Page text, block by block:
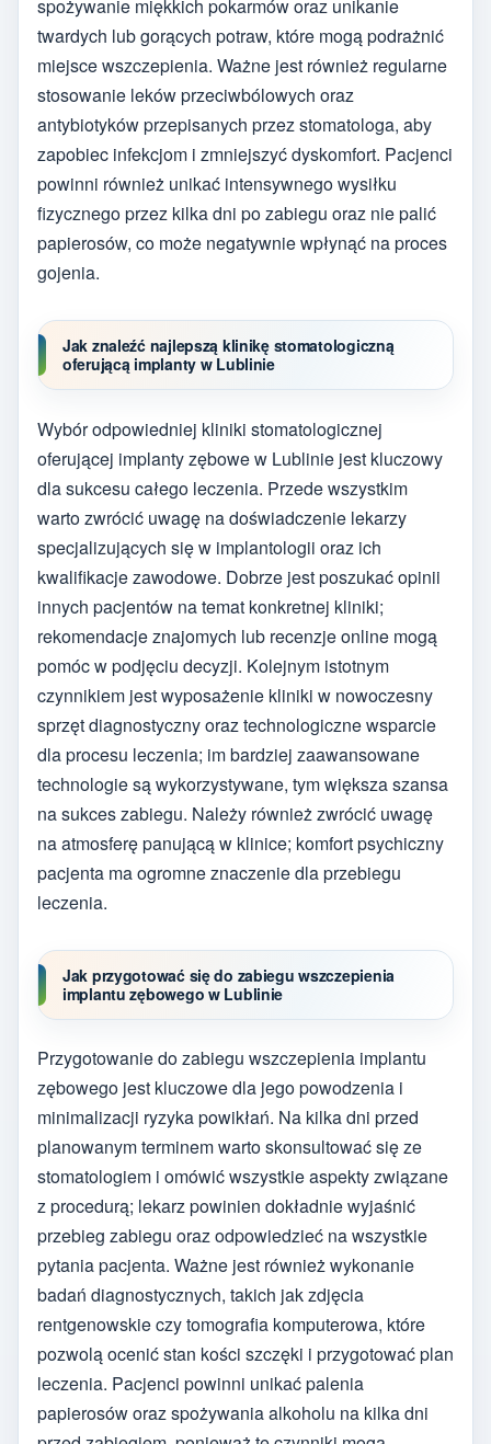
spożywanie miękkich pokarmów oraz unikanie
twardych lub gorących potraw, które mogą podrażnić
miejsce wszczepienia. Ważne jest również regularne
stosowanie leków przeciwbólowych oraz
antybiotyków przepisanych przez stomatologa, aby
zapobiec infekcjom i zmniejszyć dyskomfort. Pacjenci
powinni również unikać intensywnego wysiłku
fizycznego przez kilka dni po zabiegu oraz nie palić
papierosów, co może negatywnie wpłynąć na proces
gojenia.
Jak znaleźć najlepszą klinikę stomatologiczną
oferującą implanty w Lublinie
Wybór odpowiedniej kliniki stomatologicznej
oferującej implanty zębowe w Lublinie jest kluczowy
dla sukcesu całego leczenia. Przede wszystkim
warto zwrócić uwagę na doświadczenie lekarzy
specjalizujących się w implantologii oraz ich
kwalifikacje zawodowe. Dobrze jest poszukać opinii
innych pacjentów na temat konkretnej kliniki;
rekomendacje znajomych lub recenzje online mogą
pomóc w podjęciu decyzji. Kolejnym istotnym
czynnikiem jest wyposażenie kliniki w nowoczesny
sprzęt diagnostyczny oraz technologiczne wsparcie
dla procesu leczenia; im bardziej zaawansowane
technologie są wykorzystywane, tym większa szansa
na sukces zabiegu. Należy również zwrócić uwagę
na atmosferę panującą w klinice; komfort psychiczny
pacjenta ma ogromne znaczenie dla przebiegu
leczenia.
Jak przygotować się do zabiegu wszczepienia
implantu zębowego w Lublinie
Przygotowanie do zabiegu wszczepienia implantu
zębowego jest kluczowe dla jego powodzenia i
minimalizacji ryzyka powikłań. Na kilka dni przed
planowanym terminem warto skonsultować się ze
stomatologiem i omówić wszystkie aspekty związane
z procedurą; lekarz powinien dokładnie wyjaśnić
przebieg zabiegu oraz odpowiedzieć na wszystkie
pytania pacjenta. Ważne jest również wykonanie
badań diagnostycznych, takich jak zdjęcia
rentgenowskie czy tomografia komputerowa, które
pozwolą ocenić stan kości szczęki i przygotować plan
leczenia. Pacjenci powinni unikać palenia
papierosów oraz spożywania alkoholu na kilka dni